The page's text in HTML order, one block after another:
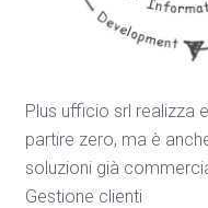
Plus ufficio srl realizza
partire zero, ma è
soluzioni già
Gestione clienti